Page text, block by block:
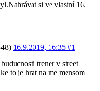
si ve vlastní 16.
16.9.2019, 16:35 #1
trener v street
to je hrat na me mensom